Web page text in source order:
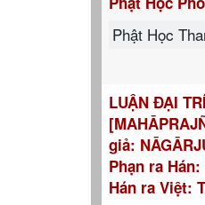
Phật Học
LUẬN ĐẠI
giả: NĀGĀRJUNA ( LONG THỌ) - Dịch
Phạn ra Hán: CƯU MA LA THẬP - Dịch
Hán ra Việt: